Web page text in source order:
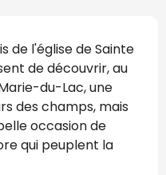
de l'église de Sainte
de découvrir, au
du-Lac, une
des champs, mais
occasion de
qui peuplent la